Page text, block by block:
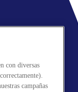
con diversas
campañas